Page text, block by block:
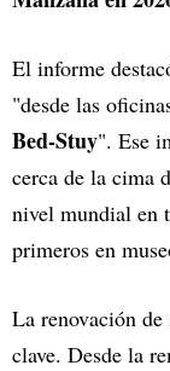
El informe
"desde las
Bed-Stuy". Ese
cerca de la cima
nivel mundial en
primeros en
La renovación
clave. Desde la